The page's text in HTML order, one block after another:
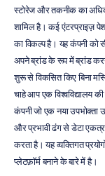
स्टोरेज और तकनीक का
शामिल है। कई एंटरप्राइज़
का विकल्प है। यह कंपनी
अपने ब्रांड के रूप में ब्रांड
शुरू से विकसित किए बिना
चाहे आप एक विश्वविद्यालय
कंपनी जो एक नया उपभोक्ता
और प्रभावी ढंग से डेटा
करता है। यह व्यक्तिगत
प्लेटफ़ॉर्म बनाने के बारे में है।